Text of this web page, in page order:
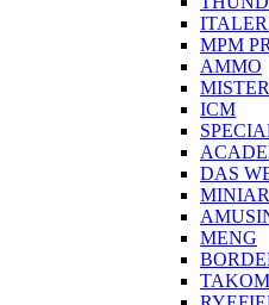
MPM
AMMO
ICM
DAS
MENG
TAKOM